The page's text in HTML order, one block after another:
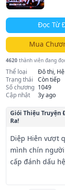
Đọc Từ
Mua
4620 thành viên đang
Thể loại
Đô thị,
Trạng thái
Còn tiếp
Số chương 1049
Cập nhật
3y ago
Giói Thiệu Truyện
Ra!
Diệp Hiên vượt
mình chín
cấp đánh dấu
【 bị thân là tài